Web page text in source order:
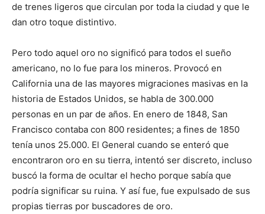
de trenes ligeros que circulan por toda la ciudad y que le
dan otro toque distintivo.
Pero todo aquel oro no significó para todos el sueño
americano, no lo fue para los mineros. Provocó en
California una de las mayores migraciones masivas en la
historia de Estados Unidos, se habla de 300.000
personas en un par de años. En enero de 1848, San
Francisco contaba con 800 residentes; a fines de 1850
tenía unos 25.000. El General cuando se enteró que
encontraron oro en su tierra, intentó ser discreto, incluso
buscó la forma de ocultar el hecho porque sabía que
podría significar su ruina. Y así fue, fue expulsado de sus
propias tierras por buscadores de oro.